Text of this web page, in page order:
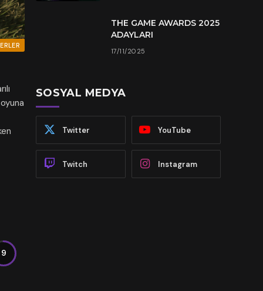
9
THE GAME AWARDS 2025
ADAYLARI
17/11/2025
SOSYAL MEDYA
Twitter YouTube
Twitch Instagram